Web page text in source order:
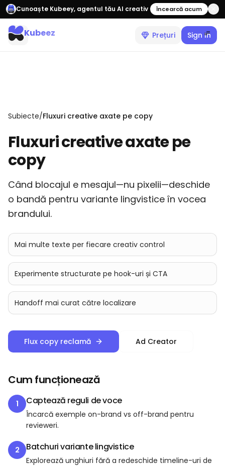
Cunoaște Kubeey, agentul tău AI creativ Încearcă acum
Prețuri Sign In
Kubeez
Subiecte/Fluxuri creative axate pe copy
Fluxuri creative axate pe
copy
Când blocajul e mesajul—nu pixelii—deschide
o bandă pentru variante lingvistice în vocea
brandului.
Mai multe texte per fiecare creativ control
Experimente structurate pe hook-uri și CTA
Handoff mai curat către localizare
Flux copy reclamă Ad Creator
Cum funcționează
1 Captează reguli de voce
Încarcă exemple on-brand vs off-brand pentru
revieweri.
2 Batchuri variante lingvistice
Explorează unghiuri fără a redeschide timeline-uri de